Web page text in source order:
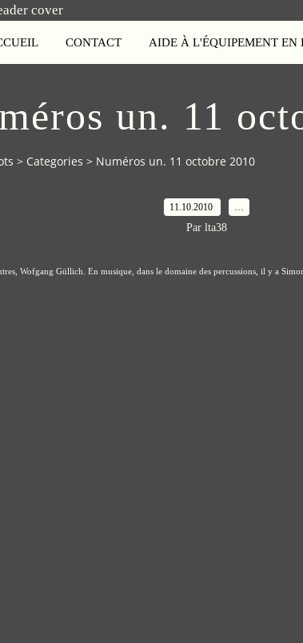
CONTACT AIDE À L'ÉQUIPEMENT EN
un. 11
> Categories > Numéros un. 11 octobre 2010
11.10.2010
Par lta38
Wofgang Güllich. En musique, dans le domaine des percussions, il y a